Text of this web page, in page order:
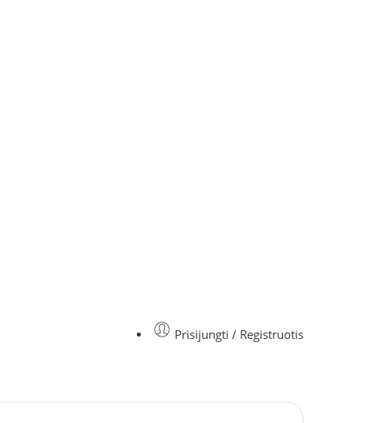
Prisijungti / Registruotis